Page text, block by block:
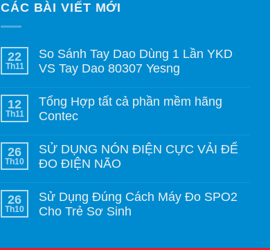
CÁC BÀI VIẾT MỚI
22
Th11
So Sánh Tay Dao Dùng 1 Lần YKD
VS Tay Dao 80307 Yesng
12
Th11
Tổng Hợp tất cả phần mềm hãng
Contec
26
Th10
SỬ DỤNG NÓN ĐIỆN CỰC VẢI ĐỂ
ĐO ĐIỆN NÃO
26
Th10
Sử Dụng Đúng Cách Máy Đo SPO2
Cho Trẻ Sơ Sinh